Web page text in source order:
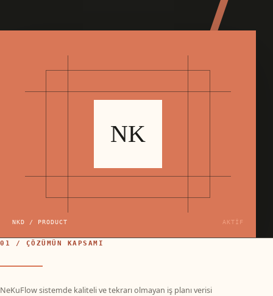
NK
NKD / PRODUCT AKTİF
01 / ÇÖZÜMÜN KAPSAMI
NeKuFlow sistemde kaliteli ve tekrarı olmayan iş planı verisi